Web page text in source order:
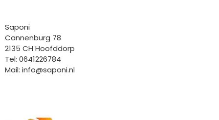
Saponi
Cannenburg 78
2135 CH Hoofddorp
Tel: 0641226784
Mail: info@saponi.nl